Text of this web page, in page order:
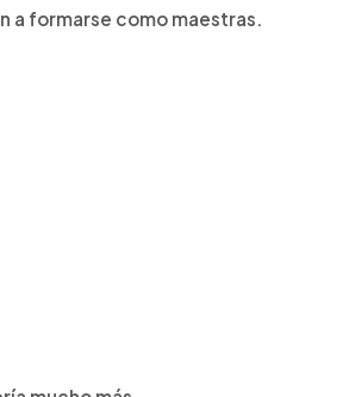
a formarse como maestras.